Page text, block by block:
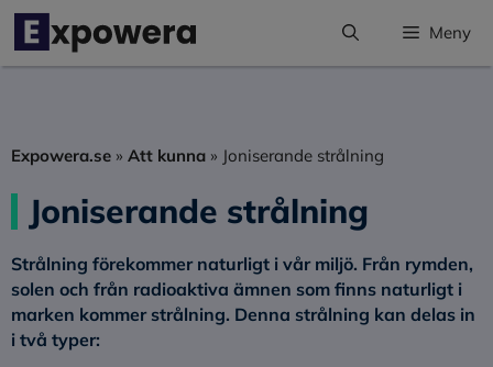
Hoppa
innehåll
Meny
Expowera.se » Att kunna » Joniserande strålning
Joniserande strålning
Strålning förekommer naturligt i vår miljö. Från rymden,
solen och från radioaktiva ämnen som finns naturligt i
marken kommer strålning. Denna strålning kan delas in
i två typer: